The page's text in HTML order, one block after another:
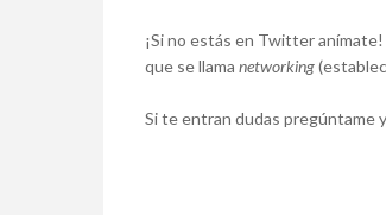
¡Si no estás en Twitter
que se llama networking
Si te entran dudas pregúntame